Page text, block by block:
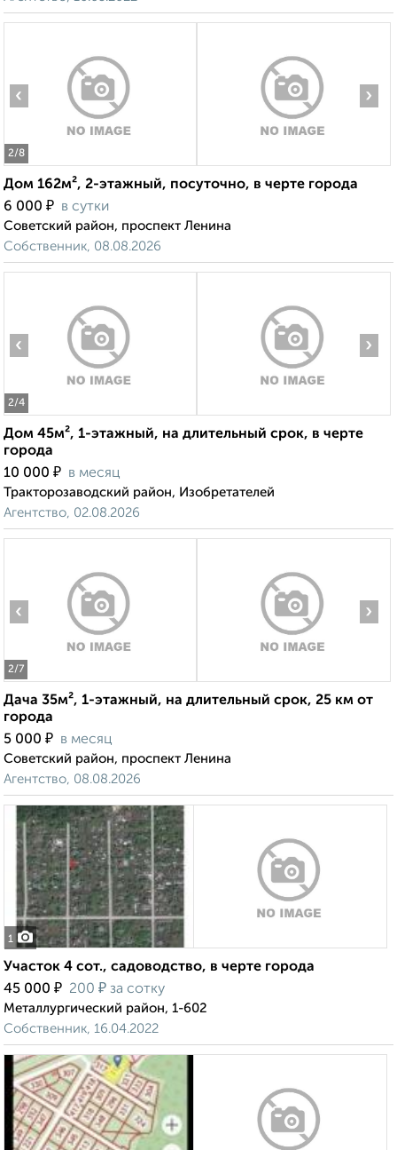
2/8
‹ ›
Дом 162м², 2-этажный, посуточно, в черте города
6 000 ₽ в сутки
Советский район, проспект Ленина
Собственник, 08.08.2026
2/4
‹ ›
Дом 45м², 1-этажный, на длительный срок, в черте
города
10 000 ₽ в месяц
Тракторозаводский район, Изобретателей
Агентство, 02.08.2026
2/7
‹ ›
Дача 35м², 1-этажный, на длительный срок, 25 км от
города
5 000 ₽ в месяц
Советский район, проспект Ленина
Агентство, 08.08.2026
1
Участок 4 сот., садоводство, в черте города
45 000 ₽ 200 ₽ за сотку
Металлургический район, 1-602
Собственник, 16.04.2022